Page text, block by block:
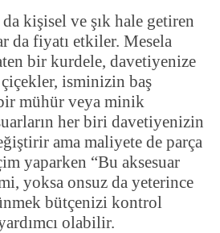
kişisel ve şık hale getiren
da fiyatı etkiler. Mesela
bir kurdele, davetiyenize
çiçekler, isminizin baş
mühür veya minik
her biri davetiyenizin
ama maliyete de parça
yaparken “Bu aksesuar
yoksa onsuz da yeterince
bütçenizi kontrol
olabilir.